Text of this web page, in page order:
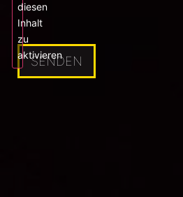
diesen
Inhalt
zu
aktivieren